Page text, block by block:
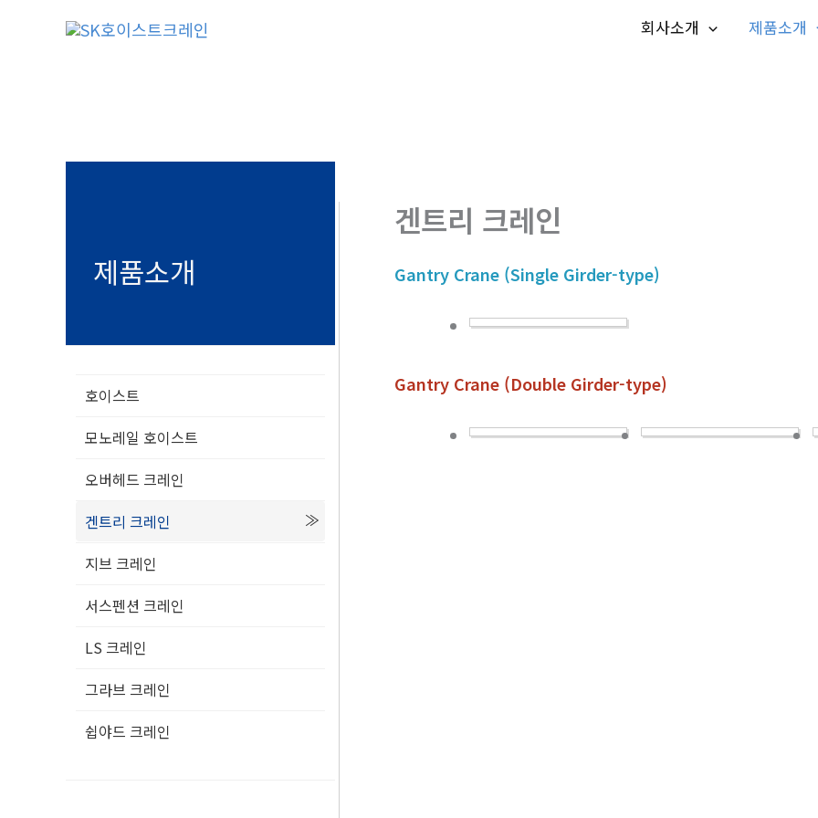
회사소개 제품소개
제품소개
호이스트
모노레일 호이스트
오버헤드 크레인
겐트리 크레인
지브 크레인
서스펜션 크레인
LS 크레인
그라브 크레인
쉽야드 크레인
겐트리 크레인
Gantry Crane (Single Girder-type)
Gantry Crane (Double Girder-type)